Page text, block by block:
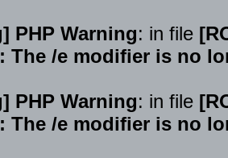
PHP Warning: in file
The /e modifier is no
PHP Warning: in file
The /e modifier is no